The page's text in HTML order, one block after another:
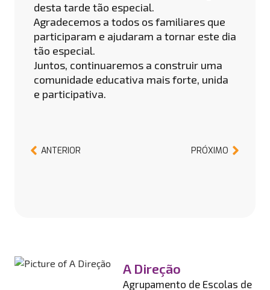
desta tarde tão especial.
Agradecemos a todos os familiares que
participaram e ajudaram a tornar este dia
tão especial.
Juntos, continuaremos a construir uma
comunidade educativa mais forte, unida
e participativa.
ANTERIOR PRÓXIMO
A Direção
Agrupamento de Escolas de